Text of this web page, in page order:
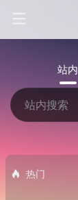
站内
热门